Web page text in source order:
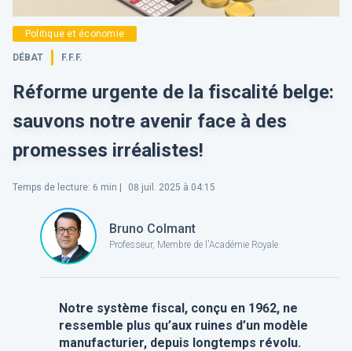
Politique et économie
DÉBAT F.F.F.
Réforme urgente de la fiscalité belge:
sauvons notre avenir face à des
promesses irréalistes!
Temps de lecture: 6 min | 08 juil. 2025 à 04:15
Bruno Colmant
Professeur, Membre de l'Académie Royale
Notre système fiscal, conçu en 1962, ne
ressemble plus qu’aux ruines d’un modèle
manufacturier, depuis longtemps révolu.